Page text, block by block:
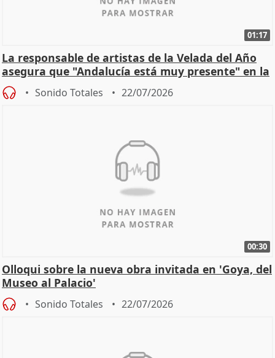
01:17
La responsable de artistas de la Velada del Año
asegura que "Andalucía está muy presente" en la
cita
Sonido Totales 22/07/2026
00:30
Olloqui sobre la nueva obra invitada en 'Goya, del
Museo al Palacio'
Sonido Totales 22/07/2026